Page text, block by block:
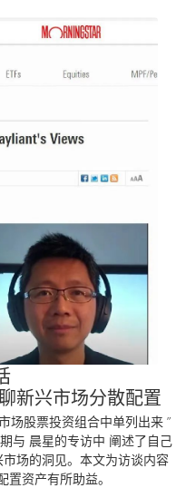
新兴市场分散配置
场股票投资组合中单列出来 ”
与 晨星的专访中 阐述了自己
场的洞见。本文为访谈内容
资产有所助益。